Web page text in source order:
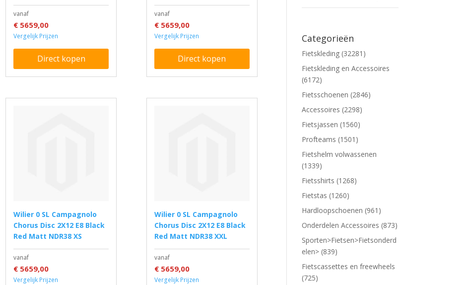
vanaf
€ 5659,00
Vergelijk Prijzen
Direct kopen
vanaf
€ 5659,00
Vergelijk Prijzen
Direct kopen
Wilier 0 SL Campagnolo
Chorus Disc 2X12 E8 Black
Red Matt NDR38 XS
vanaf
€ 5659,00
Vergelijk Prijzen
Wilier 0 SL Campagnolo
Chorus Disc 2X12 E8 Black
Red Matt NDR38 XXL
vanaf
€ 5659,00
Vergelijk Prijzen
Categorieën
Fietskleding (32281)
Fietskleding en Accessoires
(6172)
Fietsschoenen (2846)
Accessoires (2298)
Fietsjassen (1560)
Profteams (1501)
Fietshelm volwassenen
(1339)
Fietsshirts (1268)
Fietstas (1260)
Hardloopschoenen (961)
Onderdelen Accessoires (873)
Sporten>Fietsen>Fietsonderd
elen> (839)
Fietscassettes en freewheels
(725)